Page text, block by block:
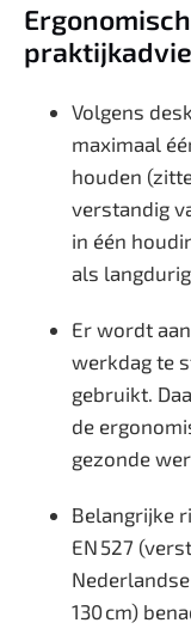
Volgens
maximaal
houden
verstandig
in één
als
Er wordt
werkdag te
gebruikt.
de
gezonde
Belangrijke
EN 527
130 cm)